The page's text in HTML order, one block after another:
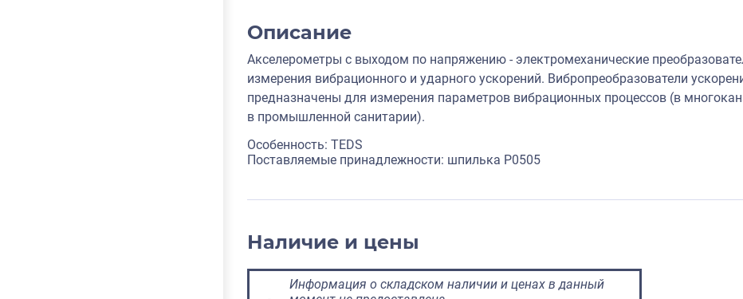
Описание
Акселерометры с выходом по напряжению - электромеханические
измерения вибрационного и ударного ускорений. Вибропреобразователи
предназначены для измерения параметров вибрационных процессов (в
в промышленной санитарии).
Особенность: TEDS
Поставляемые принадлежности: шпилька P0505
Наличие и цены
Информация о складском наличии и ценах в данный